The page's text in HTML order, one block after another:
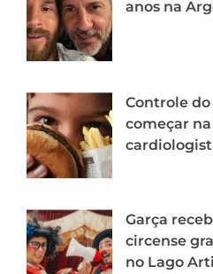
anos na
Controle
começar
Garça
circense
no Lago